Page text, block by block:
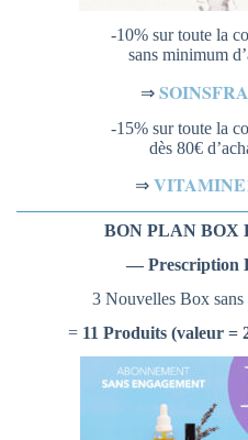
-10% sur toute la
sans minimum
⇒
-15% sur toute la
dès 80€
⇒
BON PLAN BOX
— Prescription
3 Nouvelles Box sans
= 11 Produits (valeur =